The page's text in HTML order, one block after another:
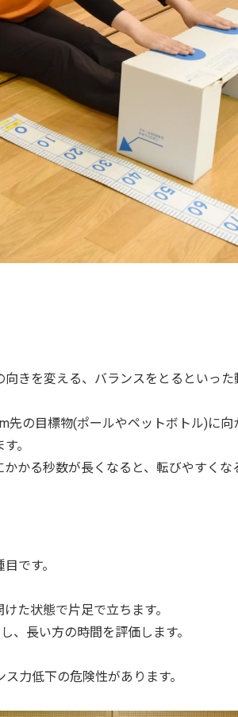
きを変える、バランスをとるといった
先の目標物(ポールやペットボトル)に
。
かる秒数が長くなると、転びやすくな
です。
た状態で片足で立ちます。
、長い方の時間を評価します。
力低下の危険性があります。